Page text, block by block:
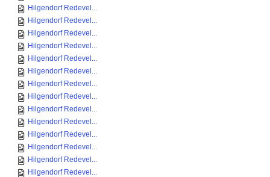
Hilgendorf Redevel...
Hilgendorf Redevel...
Hilgendorf Redevel...
Hilgendorf Redevel...
Hilgendorf Redevel...
Hilgendorf Redevel...
Hilgendorf Redevel...
Hilgendorf Redevel...
Hilgendorf Redevel...
Hilgendorf Redevel...
Hilgendorf Redevel...
Hilgendorf Redevel...
Hilgendorf Redevel...
Hilgendorf Redevel...